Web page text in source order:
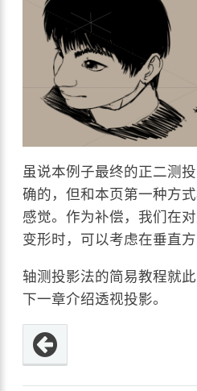
虽说本例子最终的正二测
确的，但和本页第一种方
感觉。作为补偿，我们在
变形时，可以考虑在垂直方
轴测投影法的简易教程就
下一章介绍透视投影。